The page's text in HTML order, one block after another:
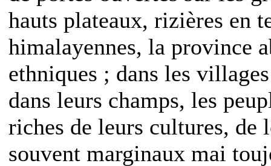
hauts plateaux, rizières en
himalayennes, la province
ethniques ; dans les
dans leurs champs, les
riches de leurs cultures, de
souvent marginaux mai